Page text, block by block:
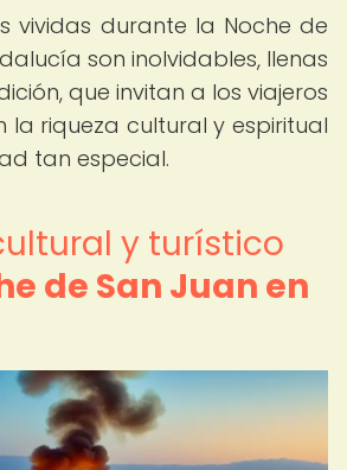
vividas durante la Noche de
son inolvidables, llenas
que invitan a los viajeros
la riqueza cultural y espiritual
tan especial.
y turístico
de San Juan en